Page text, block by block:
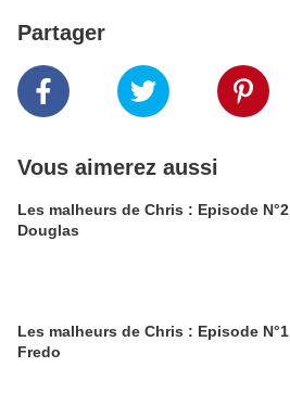
Partager
Vous aimerez aussi
Les malheurs de Chris : Episode N°2
Douglas
Les malheurs de Chris : Episode N°1
Fredo